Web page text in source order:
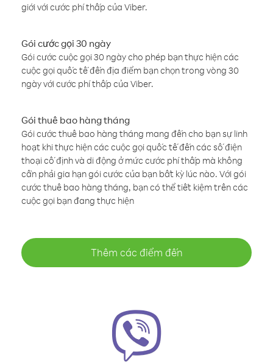
giới với cước phí thấp của Viber.
Gói cước gọi 30 ngày
Gói cước cuộc gọi 30 ngày cho phép bạn thực hiện các
cuộc gọi quốc tế đến địa điểm bạn chọn trong vòng 30
ngày với cước phí thấp của Viber.
Gói thuê bao hàng tháng
Gói cước thuê bao hàng tháng mang đến cho bạn sự linh
hoạt khi thực hiện các cuộc gọi quốc tế đến các số điện
thoại cố định và di động ở mức cước phí thấp mà không
cần phải gia hạn gói cước của bạn bất kỳ lúc nào. Với gói
cước thuê bao hàng tháng, bạn có thể tiết kiệm trên các
cuộc gọi bạn đang thực hiện
Thêm các điểm đến